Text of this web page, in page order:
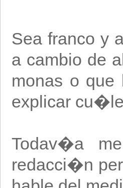
Sea franco y
a cambio de
monas o que
explicar
Todav�a
redacci�n